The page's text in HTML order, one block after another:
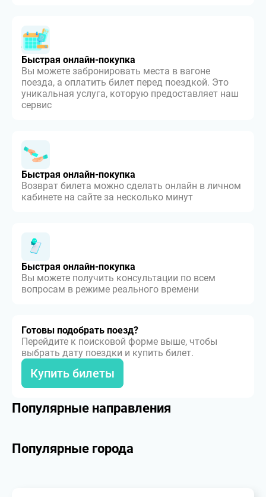
Быстрая онлайн-покупка
Вы можете забронировать места в вагоне
поезда, а оплатить билет перед поездкой. Это
уникальная услуга, которую предоставляет наш
сервис
Быстрая онлайн-покупка
Возврат билета можно сделать онлайн в личном
кабинете на сайте за несколько минут
Быстрая онлайн-покупка
Вы можете получить консультации по всем
вопросам в режиме реального времени
Готовы подобрать поезд?
Перейдите к поисковой форме выше, чтобы
выбрать дату поездки и купить билет.
Купить билеты
Популярные направления
Популярные города